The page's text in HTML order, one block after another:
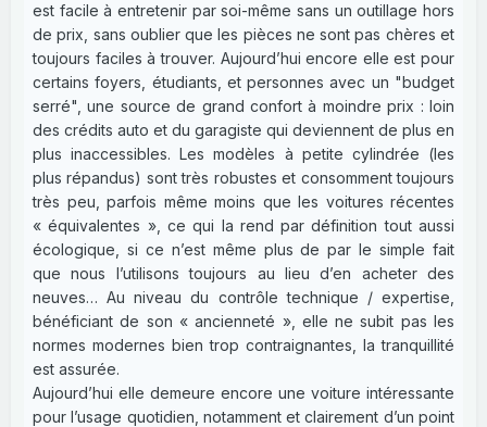
est facile à entretenir par soi-même sans un outillage hors
de prix, sans oublier que les pièces ne sont pas chères et
toujours faciles à trouver. Aujourd’hui encore elle est pour
certains foyers, étudiants, et personnes avec un "budget
serré", une source de grand confort à moindre prix : loin
des crédits auto et du garagiste qui deviennent de plus en
plus inaccessibles. Les modèles à petite cylindrée (les
plus répandus) sont très robustes et consomment toujours
très peu, parfois même moins que les voitures récentes
« équivalentes », ce qui la rend par définition tout aussi
écologique, si ce n’est même plus de par le simple fait
que nous l’utilisons toujours au lieu d’en acheter des
neuves… Au niveau du contrôle technique / expertise,
bénéficiant de son « ancienneté », elle ne subit pas les
normes modernes bien trop contraignantes, la tranquillité
est assurée.
Aujourd’hui elle demeure encore une voiture intéressante
pour l’usage quotidien, notamment et clairement d’un point